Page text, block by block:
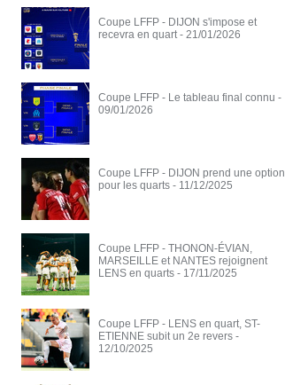
Coupe LFFP - DIJON s'impose et
recevra en quart - 21/01/2026
Coupe LFFP - Le tableau final connu -
09/01/2026
Coupe LFFP - DIJON prend une option
pour les quarts - 11/12/2025
Coupe LFFP - THONON-ÉVIAN,
MARSEILLE et NANTES rejoignent
LENS en quarts - 17/11/2025
Coupe LFFP - LENS en quart, ST-
ETIENNE subit un 2e revers -
12/10/2025